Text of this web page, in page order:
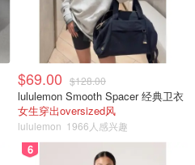
$69.00 $128.00
lululemon Smooth Spacer 经典卫衣
女生穿出oversized风
lululemon 1966人感兴趣
6